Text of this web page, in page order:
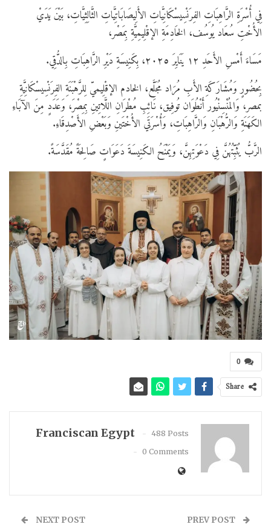
فِي أُسْرَةِ الرَّاهِبَاتِ الفِرَنْسِيسْكَانِيَّاتِ الأَلِيصَابَاتِيَّاتِ الثَّالِثِيَّاتِ، بَيْنَ يَدَيْ
الأُخْتِ سُعَاد يُوسُف، الخَادِمَةِ الإقْلِيمِيَّةِ بِمَصْر،
مَسَاءَ أَمْسِ الأَحَدِ ١٢ يَنَايِرَ ٢٠٢٥، بِكَنِيسَةِ
دَيْرِ الرَّاهِبَاتِ بِالدُّقِي.
بِحُضُورٍ وَمُشَارَكَةِ الأَبِ مُرَاد مُجَلَّع، الخادم الإقْلِيميّ لِلرَّهْبَنَةِ الفِرَنْسِيسْكَانِيَّةِ
بمصر، وَالمُنْسِنْيُور أَنْطُوَان تُوفِيق، نَائِبِ مُطْرَانِ اللَّاتِينِ بِمِصْرَ، وَعَدَدٍ مِنَ الآبَاءِ
الكَهَنَةِ وَالرُّهْبَانِ وَالرَّاهِبَاتِ، وَأُسْرَتَي الأُخْتَينِ وَبَعْضِ الأَصْدِقَاءِ.
الرَّبُّ يُثَبِّتُهُنَّ فِي دَعْوَتِهِنَّ، وَيَمْنَحُ الكَنِيسَةَ دَعَوَاتٍ صَالِحَةً مُقَدَّسَةً.
0
Share
Franciscan Egypt
488 Posts
0 Comments
NEXT POST